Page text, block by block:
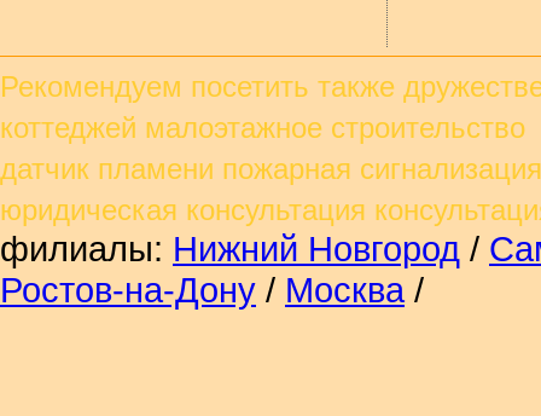
Рекомендуем посетить также
коттеджей малоэтажное
датчик пламени пожарная
юридическая консультация
филиалы: Нижний Новгород /
Ростов-на-Дону / Москва/